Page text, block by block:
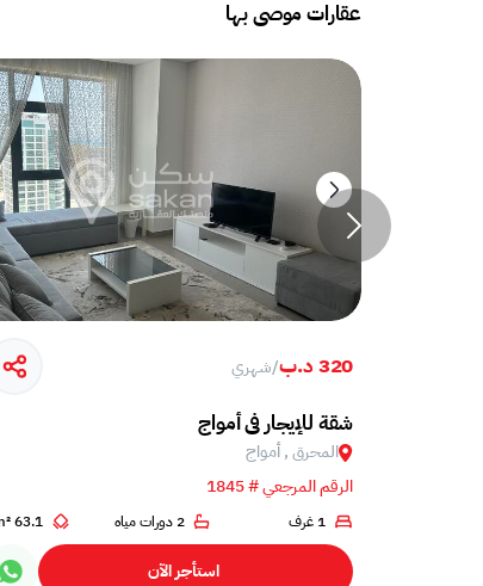
عقارات موصى بها
مع تراس ضخم في جزيرة أمواج
320 د.ب /شهري
شقة للإيجار في أمواج
المحرق , أمواج
الرقم المرجعي # 1845
1 غرف 2 دورات مياه 63.1 m²
استأجر الآن